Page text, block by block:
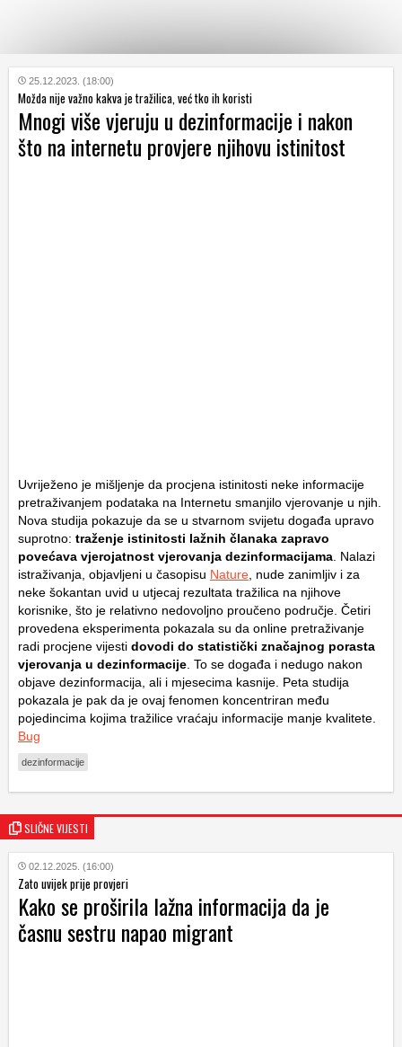
KATEGORIJE
HRVATSKI
WEB
25.12.2023. (18:00)
Možda nije važno kakva je tražilica, već tko ih koristi
Mnogi više vjeruju u dezinformacije i nakon
što na internetu provjere njihovu istinitost
Uvriježeno je mišljenje da procjena istinitosti neke informacije
pretraživanjem podataka na Internetu smanjilo vjerovanje u njih.
Nova studija pokazuje da se u stvarnom svijetu događa upravo
suprotno: traženje istinitosti lažnih članaka zapravo
povećava vjerojatnost vjerovanja dezinformacijama . Nalazi
istraživanja, objavljeni u časopisu Nature , nude zanimljiv i za
neke šokantan uvid u utjecaj rezultata tražilica na njihove
korisnike, što je relativno nedovoljno proučeno područje. Četiri
provedena eksperimenta pokazala su da online pretraživanje
radi procjene vijesti dovodi do statistički značajnog porasta
vjerovanja u dezinformacije . To se događa i nedugo nakon
objave dezinformacija, ali i mjesecima kasnije. Peta studija
pokazala je pak da je ovaj fenomen koncentriran među
pojedincima kojima tražilice vraćaju informacije manje kvalitete.
Bug
dezinformacije
SLIČNE VIJESTI
02.12.2025. (16:00)
Zato uvijek prije provjeri
Kako se proširila lažna informacija da je
časnu sestru napao migrant